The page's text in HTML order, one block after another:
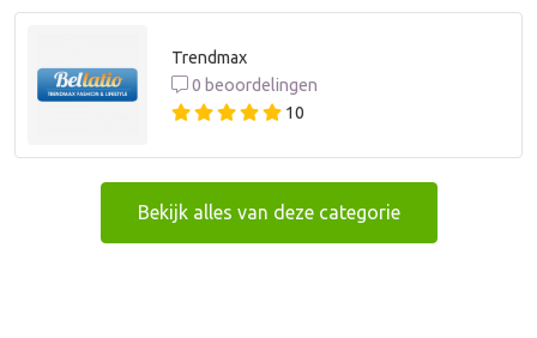
Trendmax
0 beoordelingen
10
Bekijk alles van deze categorie